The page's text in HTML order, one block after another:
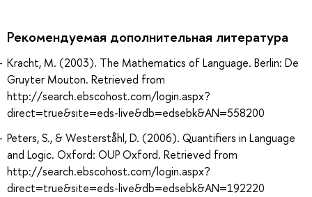
Рекомендуемая дополнительная литература
Kracht, M. (2003). The Mathematics of Language. Berlin: De
Gruyter Mouton. Retrieved from
http://search.ebscohost.com/login.aspx?
direct=true&site=eds-live&db=edsebk&AN=558200
Peters, S., & Westerståhl, D. (2006). Quantifiers in Language
and Logic. Oxford: OUP Oxford. Retrieved from
http://search.ebscohost.com/login.aspx?
direct=true&site=eds-live&db=edsebk&AN=192220